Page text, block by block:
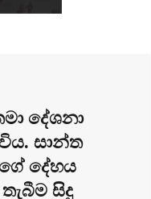
දේශනා
සාන්ත
දේහය
සිදු